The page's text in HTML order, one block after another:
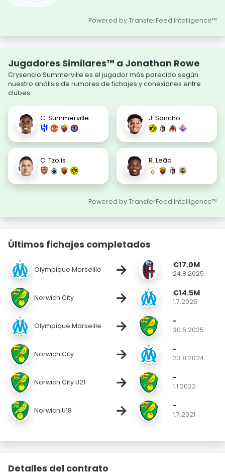
Powered by TransferFeed Intelligence™
Jugadores Similares™ a Jonathan Rowe
Crysencio Summerville es el jugador más parecido según
nuestro análisis de rumores de fichajes y conexiones entre
clubes.
C. Summerville J. Sancho
C. Tzolis R. Leão
Powered by TransferFeed Intelligence™
Últimos fichajes completados
Olympique Marseille → €17.0M
24.8.2025
Norwich City → €14.5M
1.7.2025
Olympique Marseille → -
30.6.2025
Norwich City → -
23.8.2024
Norwich City U21 → -
1.1.2022
Norwich U18 → -
1.7.2021
Detalles del contrato